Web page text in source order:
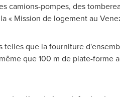
camions-pompes, des
« Mission de logement au
telles que la fourniture
que 100 m de plate-forme